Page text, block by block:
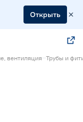
Открыть
вентиляция Трубы и